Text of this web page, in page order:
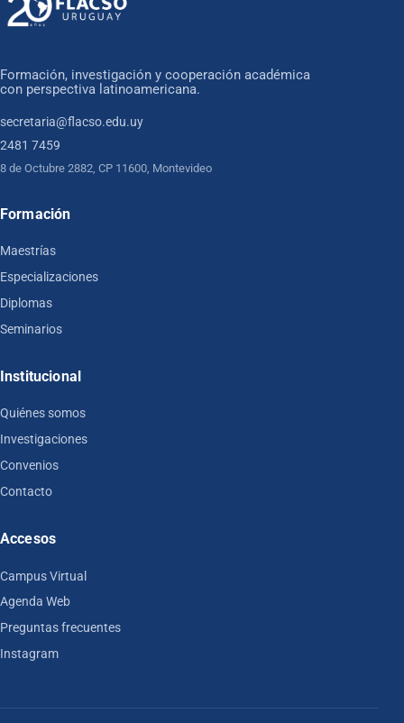
Formación, investigación y cooperación académica
con perspectiva latinoamericana.
secretaria@flacso.edu.uy
2481 7459
8 de Octubre 2882, CP 11600, Montevideo
Formación
Maestrías
Especializaciones
Diplomas
Seminarios
Institucional
Quiénes somos
Investigaciones
Convenios
Contacto
Accesos
Campus Virtual
Agenda Web
Preguntas frecuentes
Instagram